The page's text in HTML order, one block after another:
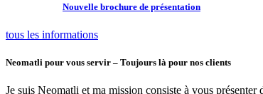
Nouvelle brochure de présentation
tous les informations
Neomatli pour vous servir – Toujours là pour nos clients
Je suis Neomatli et ma mission consiste à vous